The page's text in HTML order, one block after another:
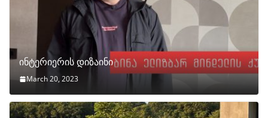
ინტერიერის დიზაინი
March 20, 2023